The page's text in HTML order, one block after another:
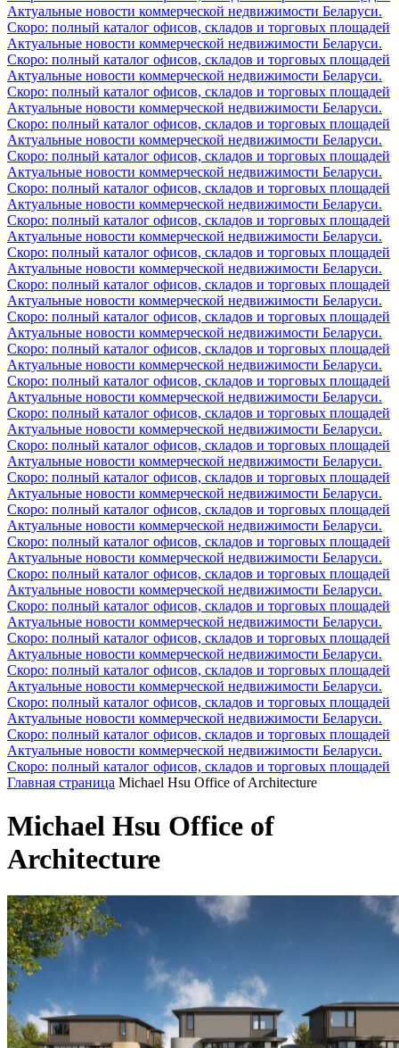
Актуальные новости коммерческой недвижимости Беларуси.
Скоро: полный каталог офисов, складов и торговых площадей
Актуальные новости коммерческой недвижимости Беларуси.
Скоро: полный каталог офисов, складов и торговых площадей
Актуальные новости коммерческой недвижимости Беларуси.
Скоро: полный каталог офисов, складов и торговых площадей
Актуальные новости коммерческой недвижимости Беларуси.
Скоро: полный каталог офисов, складов и торговых площадей
Актуальные новости коммерческой недвижимости Беларуси.
Скоро: полный каталог офисов, складов и торговых площадей
Актуальные новости коммерческой недвижимости Беларуси.
Скоро: полный каталог офисов, складов и торговых площадей
Актуальные новости коммерческой недвижимости Беларуси.
Скоро: полный каталог офисов, складов и торговых площадей
Актуальные новости коммерческой недвижимости Беларуси.
Скоро: полный каталог офисов, складов и торговых площадей
Актуальные новости коммерческой недвижимости Беларуси.
Скоро: полный каталог офисов, складов и торговых площадей
Актуальные новости коммерческой недвижимости Беларуси.
Скоро: полный каталог офисов, складов и торговых площадей
Актуальные новости коммерческой недвижимости Беларуси.
Скоро: полный каталог офисов, складов и торговых площадей
Актуальные новости коммерческой недвижимости Беларуси.
Скоро: полный каталог офисов, складов и торговых площадей
Актуальные новости коммерческой недвижимости Беларуси.
Скоро: полный каталог офисов, складов и торговых площадей
Актуальные новости коммерческой недвижимости Беларуси.
Скоро: полный каталог офисов, складов и торговых площадей
Актуальные новости коммерческой недвижимости Беларуси.
Скоро: полный каталог офисов, складов и торговых площадей
Актуальные новости коммерческой недвижимости Беларуси.
Скоро: полный каталог офисов, складов и торговых площадей
Актуальные новости коммерческой недвижимости Беларуси.
Скоро: полный каталог офисов, складов и торговых площадей
Актуальные новости коммерческой недвижимости Беларуси.
Скоро: полный каталог офисов, складов и торговых площадей
Актуальные новости коммерческой недвижимости Беларуси.
Скоро: полный каталог офисов, складов и торговых площадей
Актуальные новости коммерческой недвижимости Беларуси.
Скоро: полный каталог офисов, складов и торговых площадей
Актуальные новости коммерческой недвижимости Беларуси.
Скоро: полный каталог офисов, складов и торговых площадей
Актуальные новости коммерческой недвижимости Беларуси.
Скоро: полный каталог офисов, складов и торговых площадей
Актуальные новости коммерческой недвижимости Беларуси.
Скоро: полный каталог офисов, складов и торговых площадей
Актуальные новости коммерческой недвижимости Беларуси.
Скоро: полный каталог офисов, складов и торговых площадей
Главная страница Michael Hsu Office of Architecture
Michael Hsu Office of
Architecture